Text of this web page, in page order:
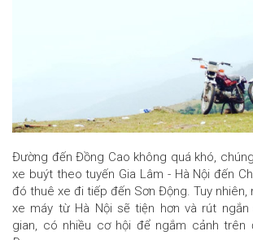
Đường đến Đồng Cao không quá khó,
xe buýt theo tuyến Gia Lâm - Hà Nội đến
đó thuê xe đi tiếp đến Sơn Động. Tuy nhiên,
xe máy từ Hà Nội sẽ tiện hơn và rút
gian, có nhiều cơ hội để ngắm cảnh trên